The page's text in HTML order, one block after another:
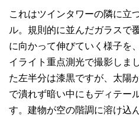
これはツインタワーの隣に立
ル。規則的に並んだガラスで
に向かって伸びていく様子を
イライト重点測光で撮影しま
た左半分は漆黒ですが、太陽
で潰れず暗い中にもディテー
す。建物が空の階調に溶け込